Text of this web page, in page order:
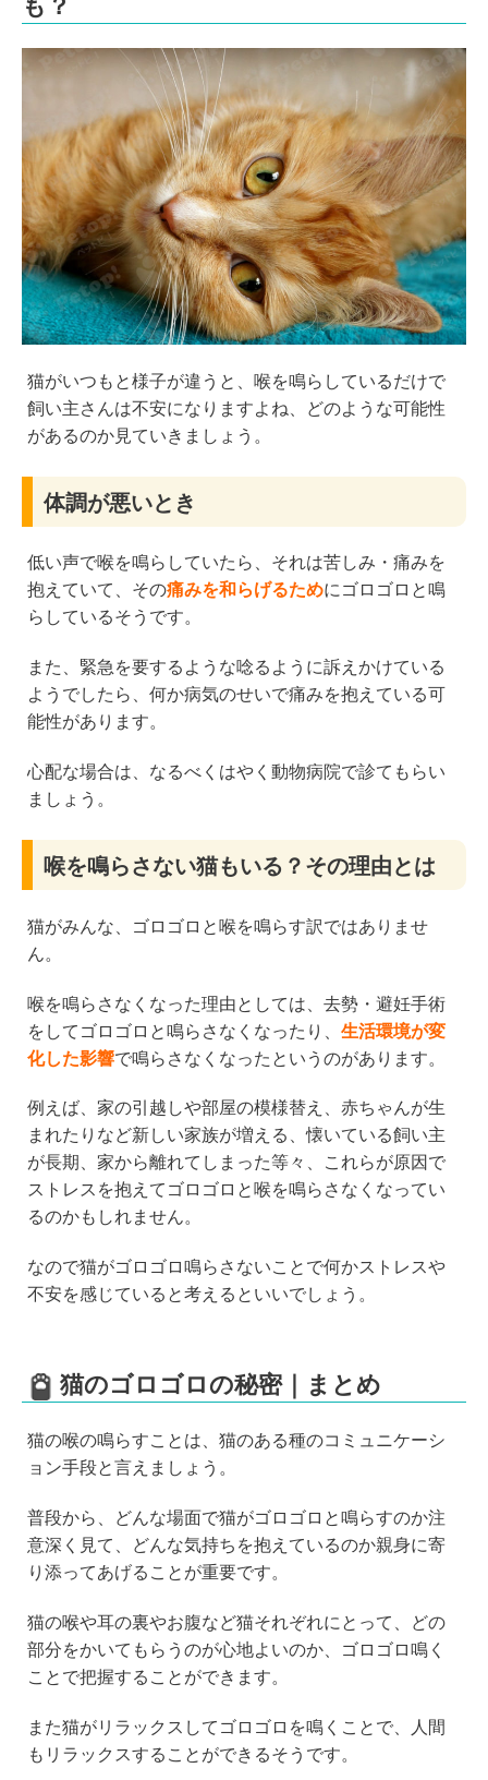
も？
猫がいつもと様子が違うと、喉を鳴らしているだけで
飼い主さんは不安になりますよね、どのような可能性
があるのか見ていきましょう。
体調が悪いとき
低い声で喉を鳴らしていたら、それは苦しみ・痛みを
抱えていて、その痛みを和らげるためにゴロゴロと鳴
らしているそうです。
また、緊急を要するような唸るように訴えかけている
ようでしたら、何か病気のせいで痛みを抱えている可
能性があります。
心配な場合は、なるべくはやく動物病院で診てもらい
ましょう。
喉を鳴らさない猫もいる？その理由とは
猫がみんな、ゴロゴロと喉を鳴らす訳ではありませ
ん。
喉を鳴らさなくなった理由としては、去勢・避妊手術
をしてゴロゴロと鳴らさなくなったり、 生活環境が変
化した影響で鳴らさなくなったというのがあります。
例えば、家の引越しや部屋の模様替え、赤ちゃんが生
まれたりなど新しい家族が増える、懐いている飼い主
が長期、家から離れてしまった等々、これらが原因で
ストレスを抱えてゴロゴロと喉を鳴らさなくなってい
るのかもしれません。
なので猫がゴロゴロ鳴らさないことで何かストレスや
不安を感じていると考えるといいでしょう。
猫のゴロゴロの秘密｜まとめ
猫の喉の鳴らすことは、猫のある種のコミュニケーシ
ョン手段と言えましょう。
普段から、どんな場面で猫がゴロゴロと鳴らすのか注
意深く見て、どんな気持ちを抱えているのか親身に寄
り添ってあげることが重要です。
猫の喉や耳の裏やお腹など猫それぞれにとって、どの
部分をかいてもらうのが心地よいのか、ゴロゴロ鳴く
ことで把握することができます。
また猫がリラックスしてゴロゴロを鳴くことで、人間
もリラックスすることができるそうです。